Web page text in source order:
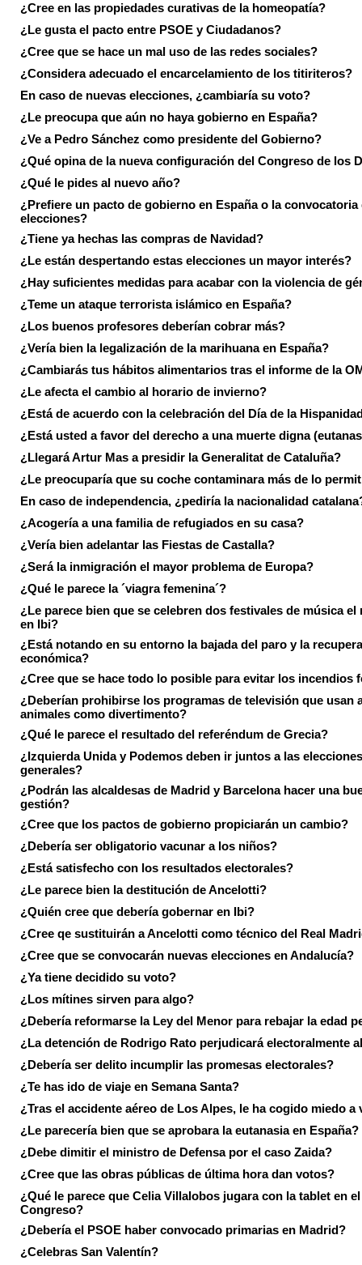
¿Cree en las propiedades curativas de la homeopatía?
¿Le gusta el pacto entre PSOE y Ciudadanos?
¿Cree que se hace un mal uso de las redes sociales?
¿Considera adecuado el encarcelamiento de los titiriteros?
En caso de nuevas elecciones, ¿cambiaría su voto?
¿Le preocupa que aún no haya gobierno en España?
¿Ve a Pedro Sánchez como presidente del Gobierno?
¿Qué opina de la nueva configuración del Congreso de los
¿Qué le pides al nuevo año?
¿Prefiere un pacto de gobierno en España o la convocatoria
elecciones?
¿Tiene ya hechas las compras de Navidad?
¿Le están despertando estas elecciones un mayor interés?
¿Hay suficientes medidas para acabar con la violencia de
¿Teme un ataque terrorista islámico en España?
¿Los buenos profesores deberían cobrar más?
¿Vería bien la legalización de la marihuana en España?
¿Cambiarás tus hábitos alimentarios tras el informe de la
¿Le afecta el cambio al horario de invierno?
¿Está de acuerdo con la celebración del Día de la
¿Está usted a favor del derecho a una muerte digna
¿Llegará Artur Mas a presidir la Generalitat de Cataluña?
¿Le preocuparía que su coche contaminara más de lo
En caso de independencia, ¿pediría la nacionalidad
¿Acogería a una familia de refugiados en su casa?
¿Vería bien adelantar las Fiestas de Castalla?
¿Será la inmigración el mayor problema de Europa?
¿Qué le parece la ´viagra femenina´?
¿Le parece bien que se celebren dos festivales de música el
en Ibi?
¿Está notando en su entorno la bajada del paro y la
económica?
¿Cree que se hace todo lo posible para evitar los incendios
¿Deberían prohibirse los programas de televisión que usan
animales como divertimento?
¿Qué le parece el resultado del referéndum de Grecia?
¿Izquierda Unida y Podemos deben ir juntos a las elecciones
generales?
¿Podrán las alcaldesas de Madrid y Barcelona hacer una
gestión?
¿Cree que los pactos de gobierno propiciarán un cambio?
¿Debería ser obligatorio vacunar a los niños?
¿Está satisfecho con los resultados electorales?
¿Le parece bien la destitución de Ancelotti?
¿Quién cree que debería gobernar en Ibi?
¿Cree qe sustituirán a Ancelotti como técnico del Real
¿Cree que se convocarán nuevas elecciones en Andalucía?
¿Ya tiene decidido su voto?
¿Los mítines sirven para algo?
¿Debería reformarse la Ley del Menor para rebajar la edad
¿La detención de Rodrigo Rato perjudicará electoralmente
¿Debería ser delito incumplir las promesas electorales?
¿Te has ido de viaje en Semana Santa?
¿Tras el accidente aéreo de Los Alpes, le ha cogido miedo a
¿Le parecería bien que se aprobara la eutanasia en España?
¿Debe dimitir el ministro de Defensa por el caso Zaida?
¿Cree que las obras públicas de última hora dan votos?
¿Qué le parece que Celia Villalobos jugara con la tablet en el
Congreso?
¿Debería el PSOE haber convocado primarias en Madrid?
¿Celebras San Valentín?